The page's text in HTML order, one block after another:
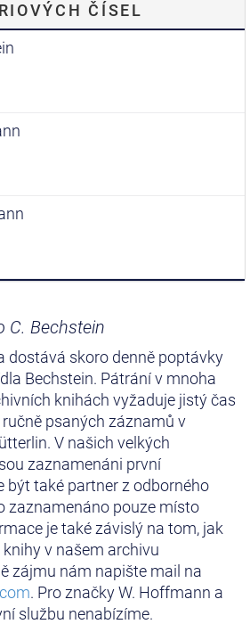
ČÍSEL
C. Bechstein
dostává skoro denně poptávky
Bechstein. Pátrání v mnoha
knihách vyžaduje jistý čas
psaných záznamů v
V našich velkých
zaznamenáni první
být také partner z odborného
zaznamenáno pouze místo
je také závislý na tom, jak
v našem archivu
zájmu nám napište mail na
. Pro značky W. Hoffmann a
službu nenabízíme.